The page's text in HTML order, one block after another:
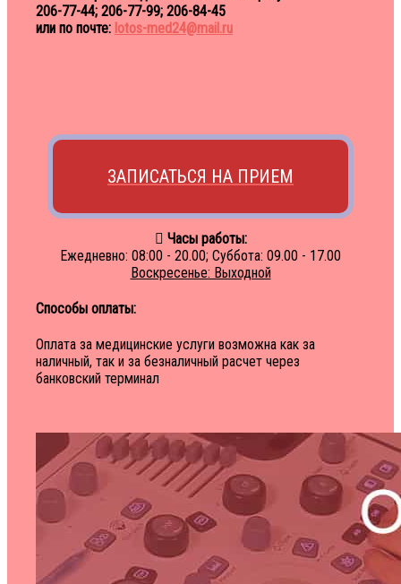
206-77-44; 206-77-99; 206-84-45
или по почте: lotos-med24@mail.ru
ЗАПИСАТЬСЯ НА ПРИЕМ
Часы работы:
Ежедневно: 08:00 - 20.00; Суббота: 09.00 - 17.00
Воскресенье: Выходной
Способы оплаты:
Оплата за медицинские услуги возможна как за
наличный, так и за безналичный расчет через
банковский терминал